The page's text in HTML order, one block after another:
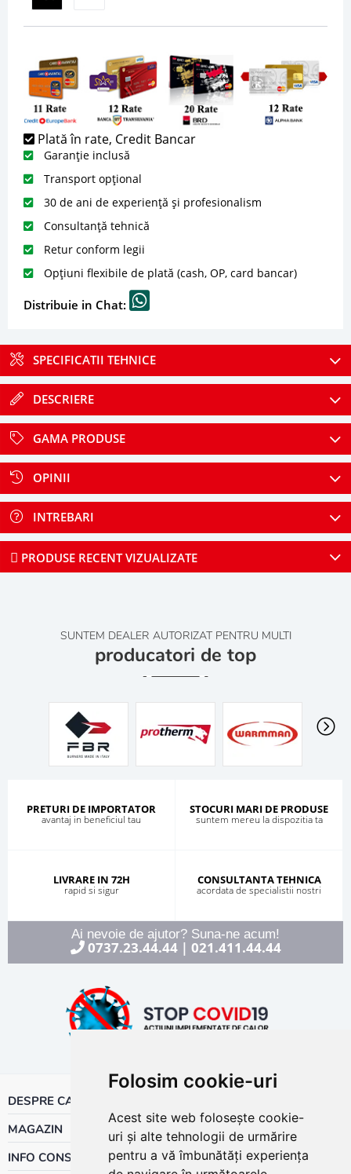
Folosim cookie-uri
Acest site web folosește cookie-
uri și alte tehnologii de urmărire
pentru a vă îmbunătăți experiența
Plată în rate, Credit Bancar
Garanție inclusă
Transport opțional
30 de ani de experiență și profesionalism
Consultanță tehnică
Retur conform legii
Opțiuni flexibile de plată (cash, OP, card bancar)
Distribuie in Chat:
SPECIFICATII TEHNICE
DESCRIERE
GAMA PRODUSE
OPINII
INTREBARI
PRODUSE RECENT VIZUALIZATE
SUNTEM DEALER AUTORIZAT PENTRU MULTI
producatori de top
PRETURI DE IMPORTATOR
avantaj in beneficiul tau
STOCURI MARI DE PRODUSE
suntem mereu la dispozitia ta
LIVRARE IN 72H
rapid si sigur
CONSULTANTA TEHNICA
acordata de specialistii nostri
Ai nevoie de ajutor? Suna-ne acum!
0737.23.44.44| 021.411.44.44
DESPRE CALOR
MAGAZIN
INFO CONSUMATOR